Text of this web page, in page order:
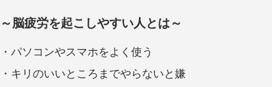
～脳疲労を起こしやすい人とは～
・パソコンやスマホをよく使う
・キリのいいところまでやらないと嫌